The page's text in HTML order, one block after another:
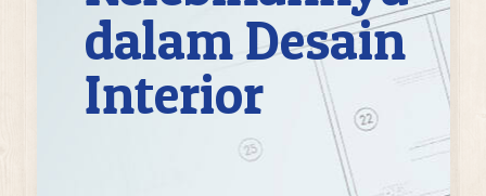
dalam Desain
Interior